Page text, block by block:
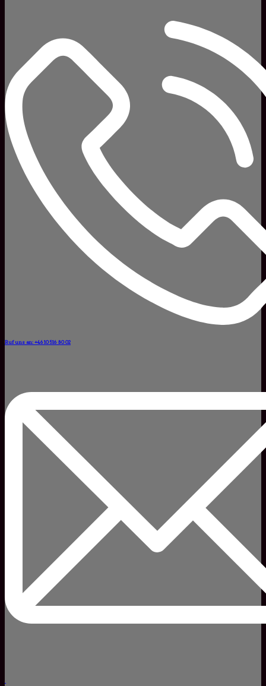
Ruf uns an: +46 10 516 80 02